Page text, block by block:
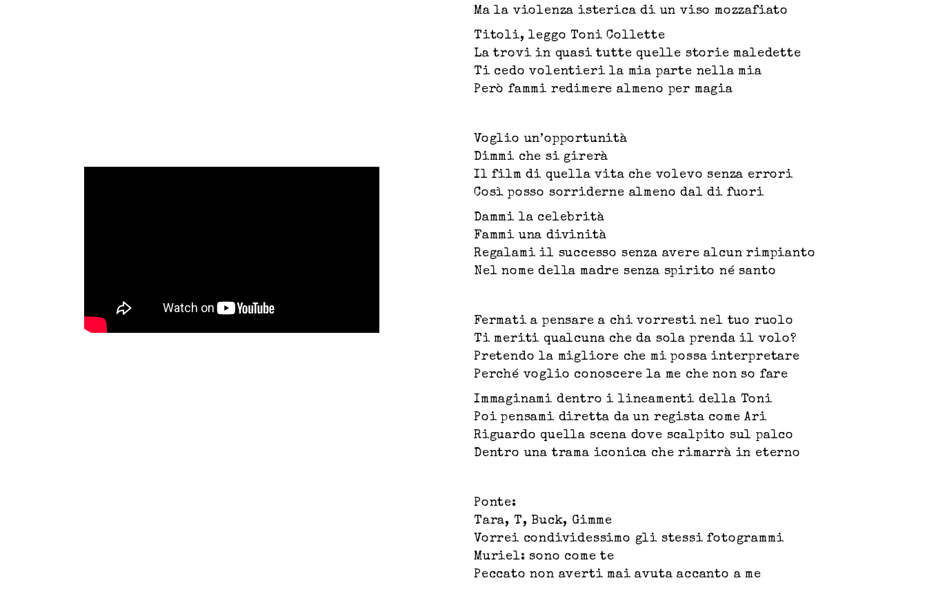
Ma la violenza isterica di un viso mozzafiato
Titoli, leggo Toni Collette
La trovi in quasi tutte quelle storie maledette
Ti cedo volentieri la mia parte nella mia
Però fammi redimere almeno per magia
Voglio un’opportunità
Dimmi che si girerà
Il film di quella vita che volevo senza errori
Così posso sorriderne almeno dal di fuori
Dammi la celebrità
Fammi una divinità
Regalami il successo senza avere alcun rimpianto
Nel nome della madre senza spirito né santo
Fermati a pensare a chi vorresti nel tuo ruolo
Ti meriti qualcuna che da sola prenda il volo?
Pretendo la migliore che mi possa interpretare
Perché voglio conoscere la me che non so fare
Immaginami dentro i lineamenti della Toni
Poi pensami diretta da un regista come Ari
Riguardo quella scena dove scalpito sul palco
Dentro una trama iconica che rimarrà in eterno
Ponte:
Tara, T, Buck, Gimme
Vorrei condividessimo gli stessi fotogrammi
Muriel: sono come te
Peccato non averti mai avuta accanto a me